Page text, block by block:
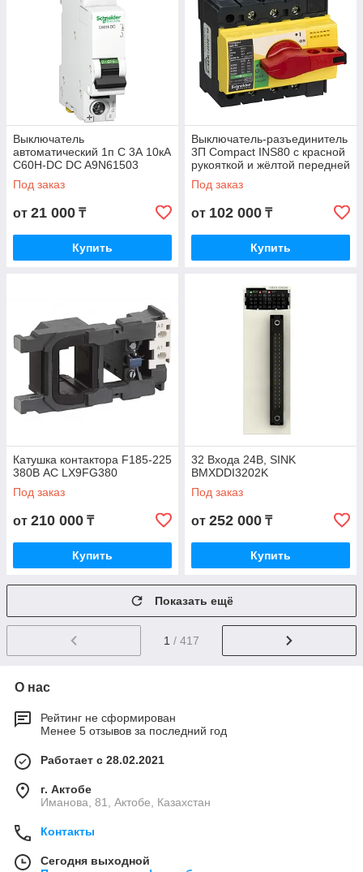
Выключатель
автоматический 1п C 3А 10кА
C60H-DC DC A9N61503
Под заказ
от 21 000 ₸
Купить
Выключатель-разъединитель
3П Compact INS80 с красной
рукояткой и жёлтой передней
панелью 28920
Под заказ
от 102 000 ₸
Купить
Катушка контактора F185-225
380В AC LX9FG380
Под заказ
от 210 000 ₸
Купить
32 Входа 24В, SINK
BMXDDI3202K
Под заказ
от 252 000 ₸
Купить
Показать ещё
1 / 417
О нас
Рейтинг не сформирован
Менее 5 отзывов за последний год
Работает с 28.02.2021
г. Актобе
Иманова, 81, Актобе, Казахстан
Контакты
Сегодня выходной